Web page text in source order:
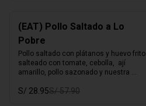
(EAT) Pollo Saltado a Lo
Pobre
Pollo saltado con plátanos y huevo frito
salteado con tomate, cebolla,  ají
amarillo, pollo sazonado y nuestra
S/ 28.95S/ 57.90